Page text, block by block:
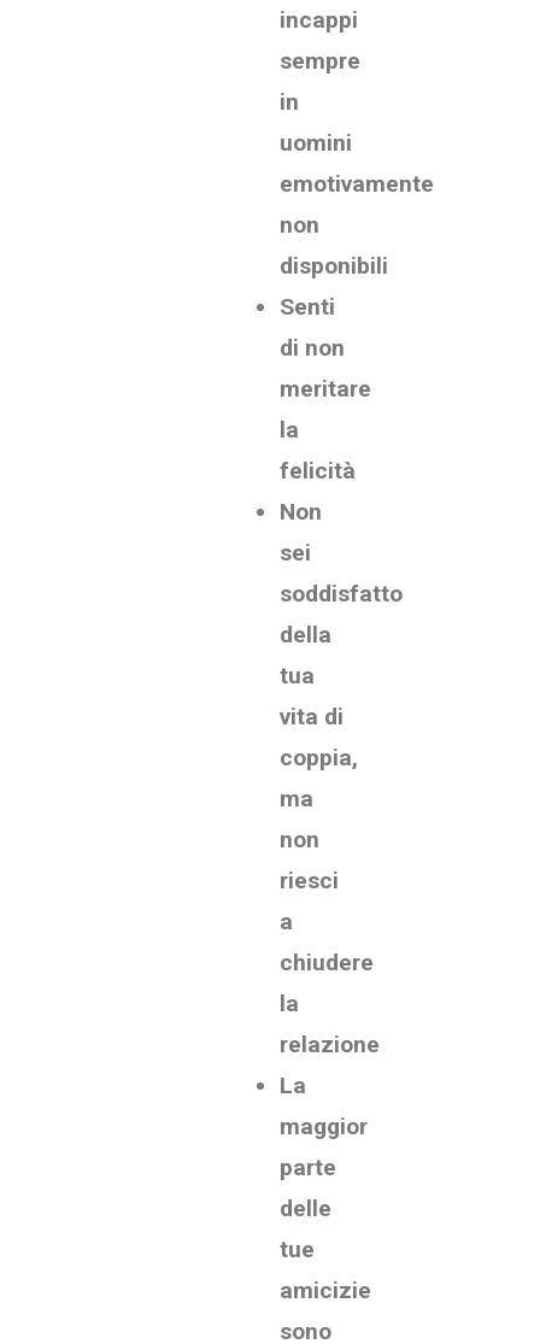
incappi
sempre
in
uomini
emotivamente
non
disponibili
Senti
di non
meritare
la
felicità
Non
sei
soddisfatto
della
tua
vita di
coppia,
ma
non
riesci
a
chiudere
la
relazione
La
maggior
parte
delle
tue
amicizie
sono